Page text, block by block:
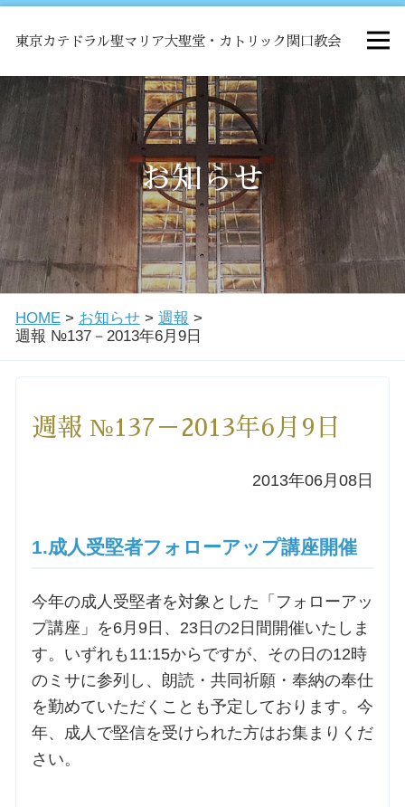
東京カテドラル聖マリア大聖堂・カトリック関口教会
HOME
ミサ
お知らせ
関口教会について
教会学校・中高生会
洗礼を希望される方
小池神父の講座
森田神父の講座
シスター中島の講座
三田助祭の講座
お知らせ
HOME> お知らせ> 週報 >
週報 №137－2013年6月9日
週報 №137－2013年6月9日
2013年06月08日
1.成人受堅者フォローアップ講座開催
今年の成人受堅者を対象とした「フォローアッ
プ講座」を6月9日、23日の2日間開催いたしま
す。いずれも11:15からですが、その日の12時
のミサに参列し、朗読・共同祈願・奉納の奉仕
を勤めていただくことも予定しております。今
年、成人で堅信を受けられた方はお集まりくだ
さい。